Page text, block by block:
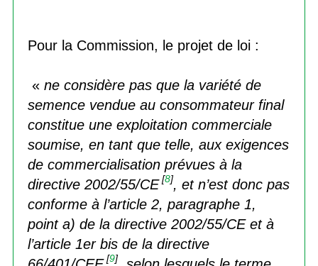
Pour la Commission, le projet de loi :
« ne considère pas que la variété de
semence vendue au consommateur final
constitue une exploitation commerciale
soumise, en tant que telle, aux exigences
de commercialisation prévues à la
directive 2002/55/CE[8], et n’est donc pas
conforme à l’article 2, paragraphe 1,
point a) de la directive 2002/55/CE et à
l’article 1er bis de la directive
[9]